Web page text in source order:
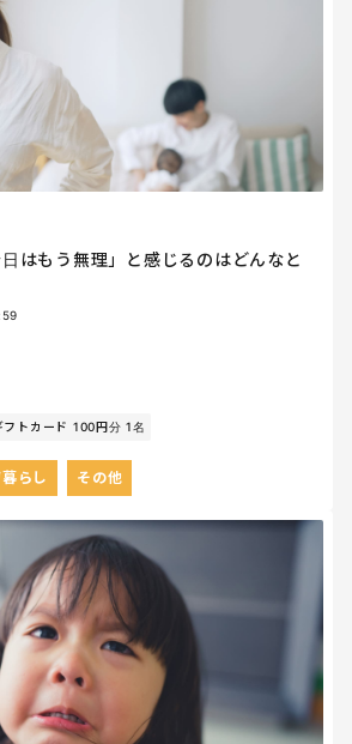
日はもう無理」と感じるのはどんなと
トカード 100円分 1名
らし その他